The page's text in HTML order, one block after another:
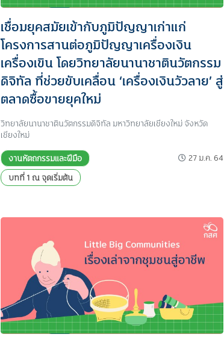
เชื่อมยุคสมัยเข้ากับภูมิปัญญาเก่าแก่
โครงการสานต่อภูมิปัญญาเครื่องเงิน
เครื่องเขิน โดยวิทยาลัยนานาชาตินวัตกรรม
ดิจิทัล ที่ช่วยขับเคลื่อน ‘เครื่องเงินวัวลาย’ สู่
ตลาดซื้อขายยุคใหม่
วิทยาลัยนานาชาตินวัตกรรมดิจิทัล มหาวิทยาลัยเชียงใหม่ จังหวัด
เชียงใหม่
งานหัตถกรรมและฝีมือ
บทที่ 1 ณ จุดเริ่มต้น
27 ม.ค. 64